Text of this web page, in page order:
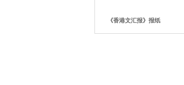
《香港文汇报》报纸